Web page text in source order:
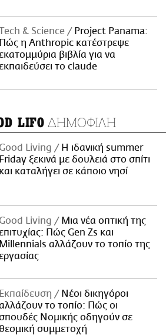
& Science
Project Panama:
Πώς η Anthropic κατέστρεψε
βιβλία για να
το claude
LIFO ΔΗΜΟΦΙΛΗ
Good Living
Η ιδανική summer
Friday ξεκινά με δουλειά στο σπίτι
και καταλήγει σε κάποιο νησί
Good Living
Μια νέα οπτική της
Πώς Gen Zs και
Millennials αλλάζουν το τοπίο της
Εκπαίδευση
Νέοι δικηγόροι
το τοπίο: Πώς οι
Νομικής οδηγούν σε
θεσμική συμμετοχή